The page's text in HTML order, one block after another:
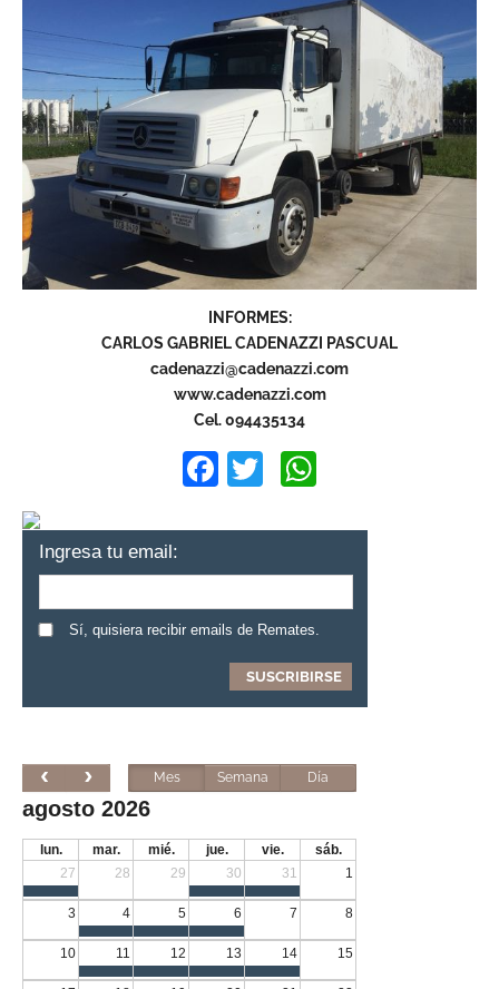
INFORMES:
CARLOS GABRIEL CADENAZZI PASCUAL
cadenazzi@cadenazzi.com
www.cadenazzi.com
Cel. 094435134
Facebook
Twitter
Ingresa tu email:
Sí, quisiera recibir emails de Remates.
Mes Semana Día
agosto 2026
lun. mar. mié. jue. vie.
sáb.
27
28 29 30 31 1
3 4 5 6 7 8
10 11 12 13 14 15